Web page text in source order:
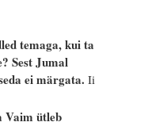
temaga, kui ta
Sest Jumal
ei märgata.Ii
Vaim ütleb